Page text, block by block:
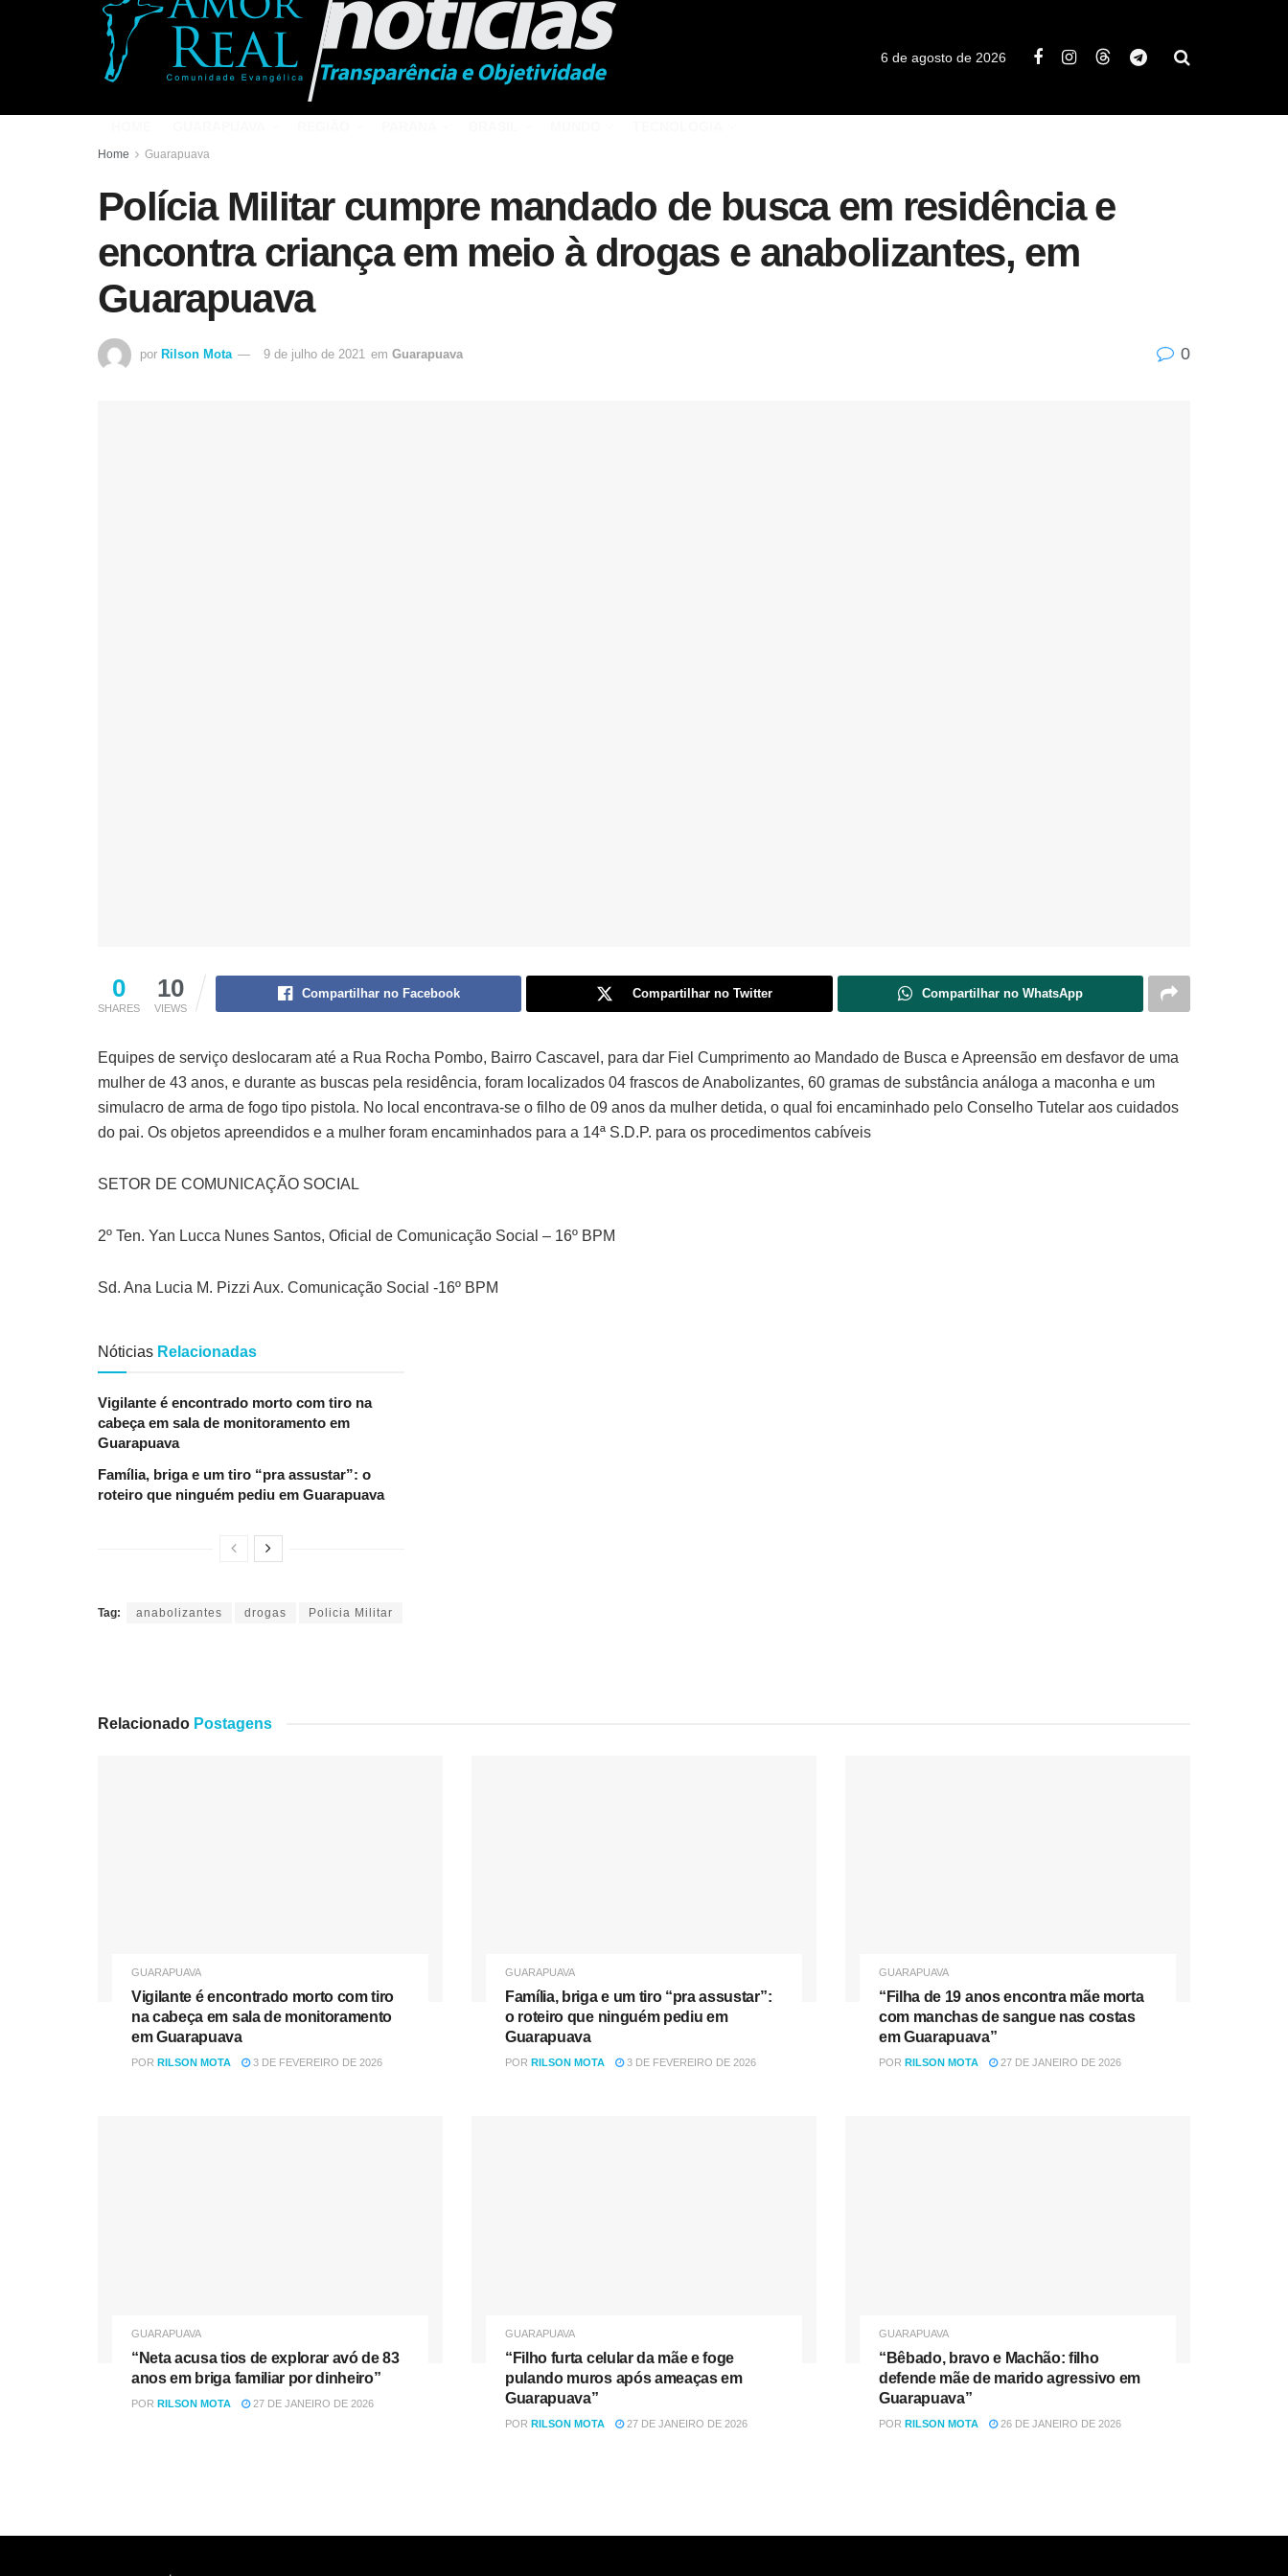
6 de agosto de 2026
Home Guarapuava
Polícia Militar cumpre mandado de busca em residência e
encontra criança em meio à drogas e anabolizantes, em
Guarapuava
por Rilson Mota 9 de julho de 2021 em Guarapuava 0
0
SHARES
10
VIEWS
Compartilhar no Facebook Compartilhar no Twitter Compartilhar no WhatsApp
Equipes de serviço deslocaram até a Rua Rocha Pombo, Bairro Cascavel, para dar Fiel Cumprimento ao Mandado de Busca e Apreensão em desfavor de uma
mulher de 43 anos, e durante as buscas pela residência, foram localizados 04 frascos de Anabolizantes, 60 gramas de substância análoga a maconha e um
simulacro de arma de fogo tipo pistola. No local encontrava-se o filho de 09 anos da mulher detida, o qual foi encaminhado pelo Conselho Tutelar aos cuidados
do pai. Os objetos apreendidos e a mulher foram encaminhados para a 14ª S.D.P. para os procedimentos cabíveis
SETOR DE COMUNICAÇÃO SOCIAL
2º Ten. Yan Lucca Nunes Santos, Oficial de Comunicação Social – 16º BPM
Sd. Ana Lucia M. Pizzi Aux. Comunicação Social -16º BPM
Nóticias Relacionadas
Vigilante é encontrado morto com tiro na
cabeça em sala de monitoramento em
Guarapuava
Família, briga e um tiro “pra assustar”: o
roteiro que ninguém pediu em Guarapuava
Tag: anabolizantes drogas Policia Militar
Relacionado Postagens
GUARAPUAVA
Vigilante é encontrado morto com tiro
na cabeça em sala de monitoramento
em Guarapuava
POR RILSON MOTA 3 DE FEVEREIRO DE 2026
GUARAPUAVA
Família, briga e um tiro “pra assustar”:
o roteiro que ninguém pediu em
Guarapuava
POR RILSON MOTA 3 DE FEVEREIRO DE 2026
GUARAPUAVA
“Filha de 19 anos encontra mãe morta
com manchas de sangue nas costas
em Guarapuava”
POR RILSON MOTA 27 DE JANEIRO DE 2026
GUARAPUAVA
“Neta acusa tios de explorar avó de 83
anos em briga familiar por dinheiro”
POR RILSON MOTA 27 DE JANEIRO DE 2026
GUARAPUAVA
“Filho furta celular da mãe e foge
pulando muros após ameaças em
Guarapuava”
POR RILSON MOTA 27 DE JANEIRO DE 2026
GUARAPUAVA
“Bêbado, bravo e Machão: filho
defende mãe de marido agressivo em
Guarapuava”
POR RILSON MOTA 26 DE JANEIRO DE 2026